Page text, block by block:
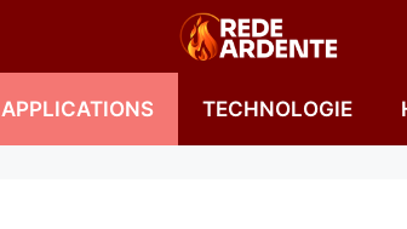
APPLICATIONS TECHNOLOGIE